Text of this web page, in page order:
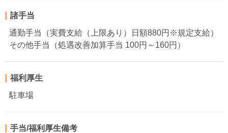
諸手当
通勤手当（実費支給（上限あり）日額880円※規定支給）
その他手当（処遇改善加算手当 100円～160円）
福利厚生
駐車場
手当/福利厚生備考